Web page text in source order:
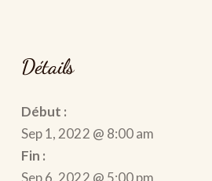
Détails
Début :
Sep 1, 2022 @ 8:00 am
Fin :
Sep 6, 2022 @ 5:00 pm